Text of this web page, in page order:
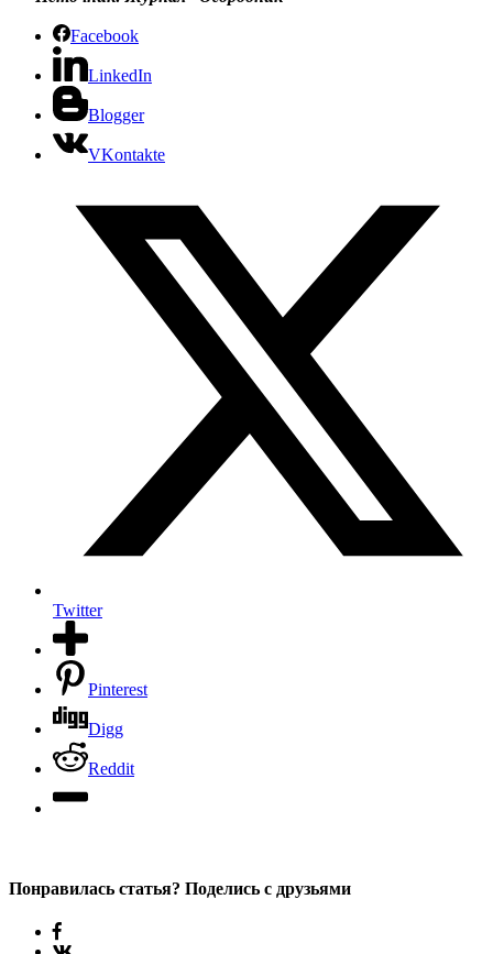
Facebook
LinkedIn
Blogger
VKontakte
Twitter
Pinterest
Digg
Reddit
Понравилась статья? Поделись с друзьями